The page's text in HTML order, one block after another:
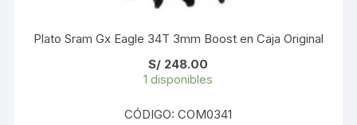
Plato Sram Gx Eagle 34T 3mm Boost en Caja Original
S/ 248.00
1 disponibles
CÓDIGO: COM0341